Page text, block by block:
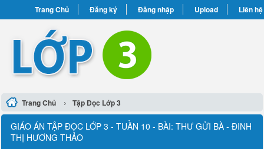
Trang Chủ Đăng ký Đăng nhập Upload Liên hệ
Trang Chủ › Tập Đọc Lớp 3
GIÁO ÁN TẬP ĐỌC LỚP 3 - TUẦN 10 - BÀI: THƯ GỬI BÀ - ĐINH
THỊ HƯƠNG THẢO